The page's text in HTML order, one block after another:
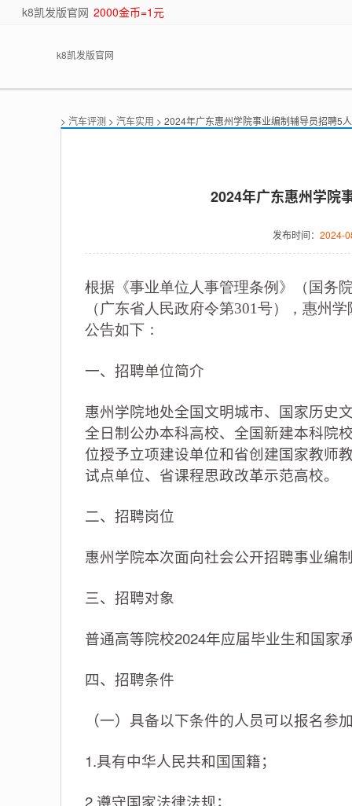
k8凯发版官网 2000金币=1元
k8凯发版官网
> 汽车评测 > 汽车实用 > 2024年广东惠州学院事业编制辅导员招聘5
2024年广东惠州学院
发布时间： 2024-
根据《事业单位人事管理条例》（国务
（广东省人民政府令第301号），惠州
公告如下：
一、招聘单位简介
惠州学院地处全国文明城市、国家历
全日制公办本科高校、全国新建本科院
位授予立项建设单位和省创建国家教师
试点单位、省课程思政改革示范高校。
二、招聘岗位
惠州学院本次面向社会公开招聘事业编
三、招聘对象
普通高等院校2024年应届毕业生和国家
四、招聘条件
（一）具备以下条件的人员可以报名参
1.具有中华人民共和国国籍；
2.遵守国家法律法规；